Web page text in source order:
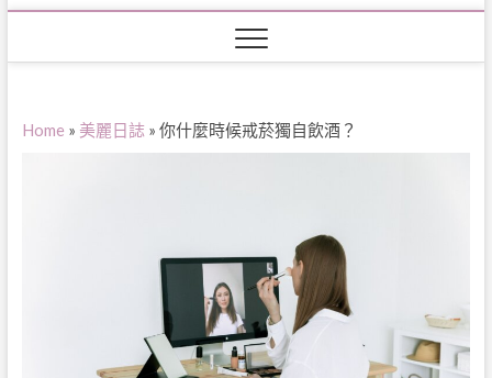
Home » 美麗日誌 » 你什麼時候戒菸獨自飲酒？